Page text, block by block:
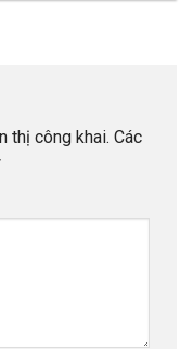
thị công khai. Các